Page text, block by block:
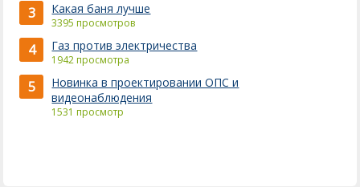
3 Какая баня лучше
3395 просмотров
4 Газ против электричества
1942 просмотра
5
Новинка в проектировании ОПС и
видеонаблюдения
1531 просмотр